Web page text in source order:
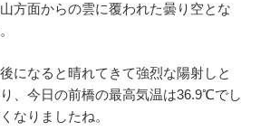
方面からの雲に覆われた曇り空とな
になると晴れてきて強烈な陽射しと
、今日の前橋の最高気温は36.9℃でし
なりましたね。